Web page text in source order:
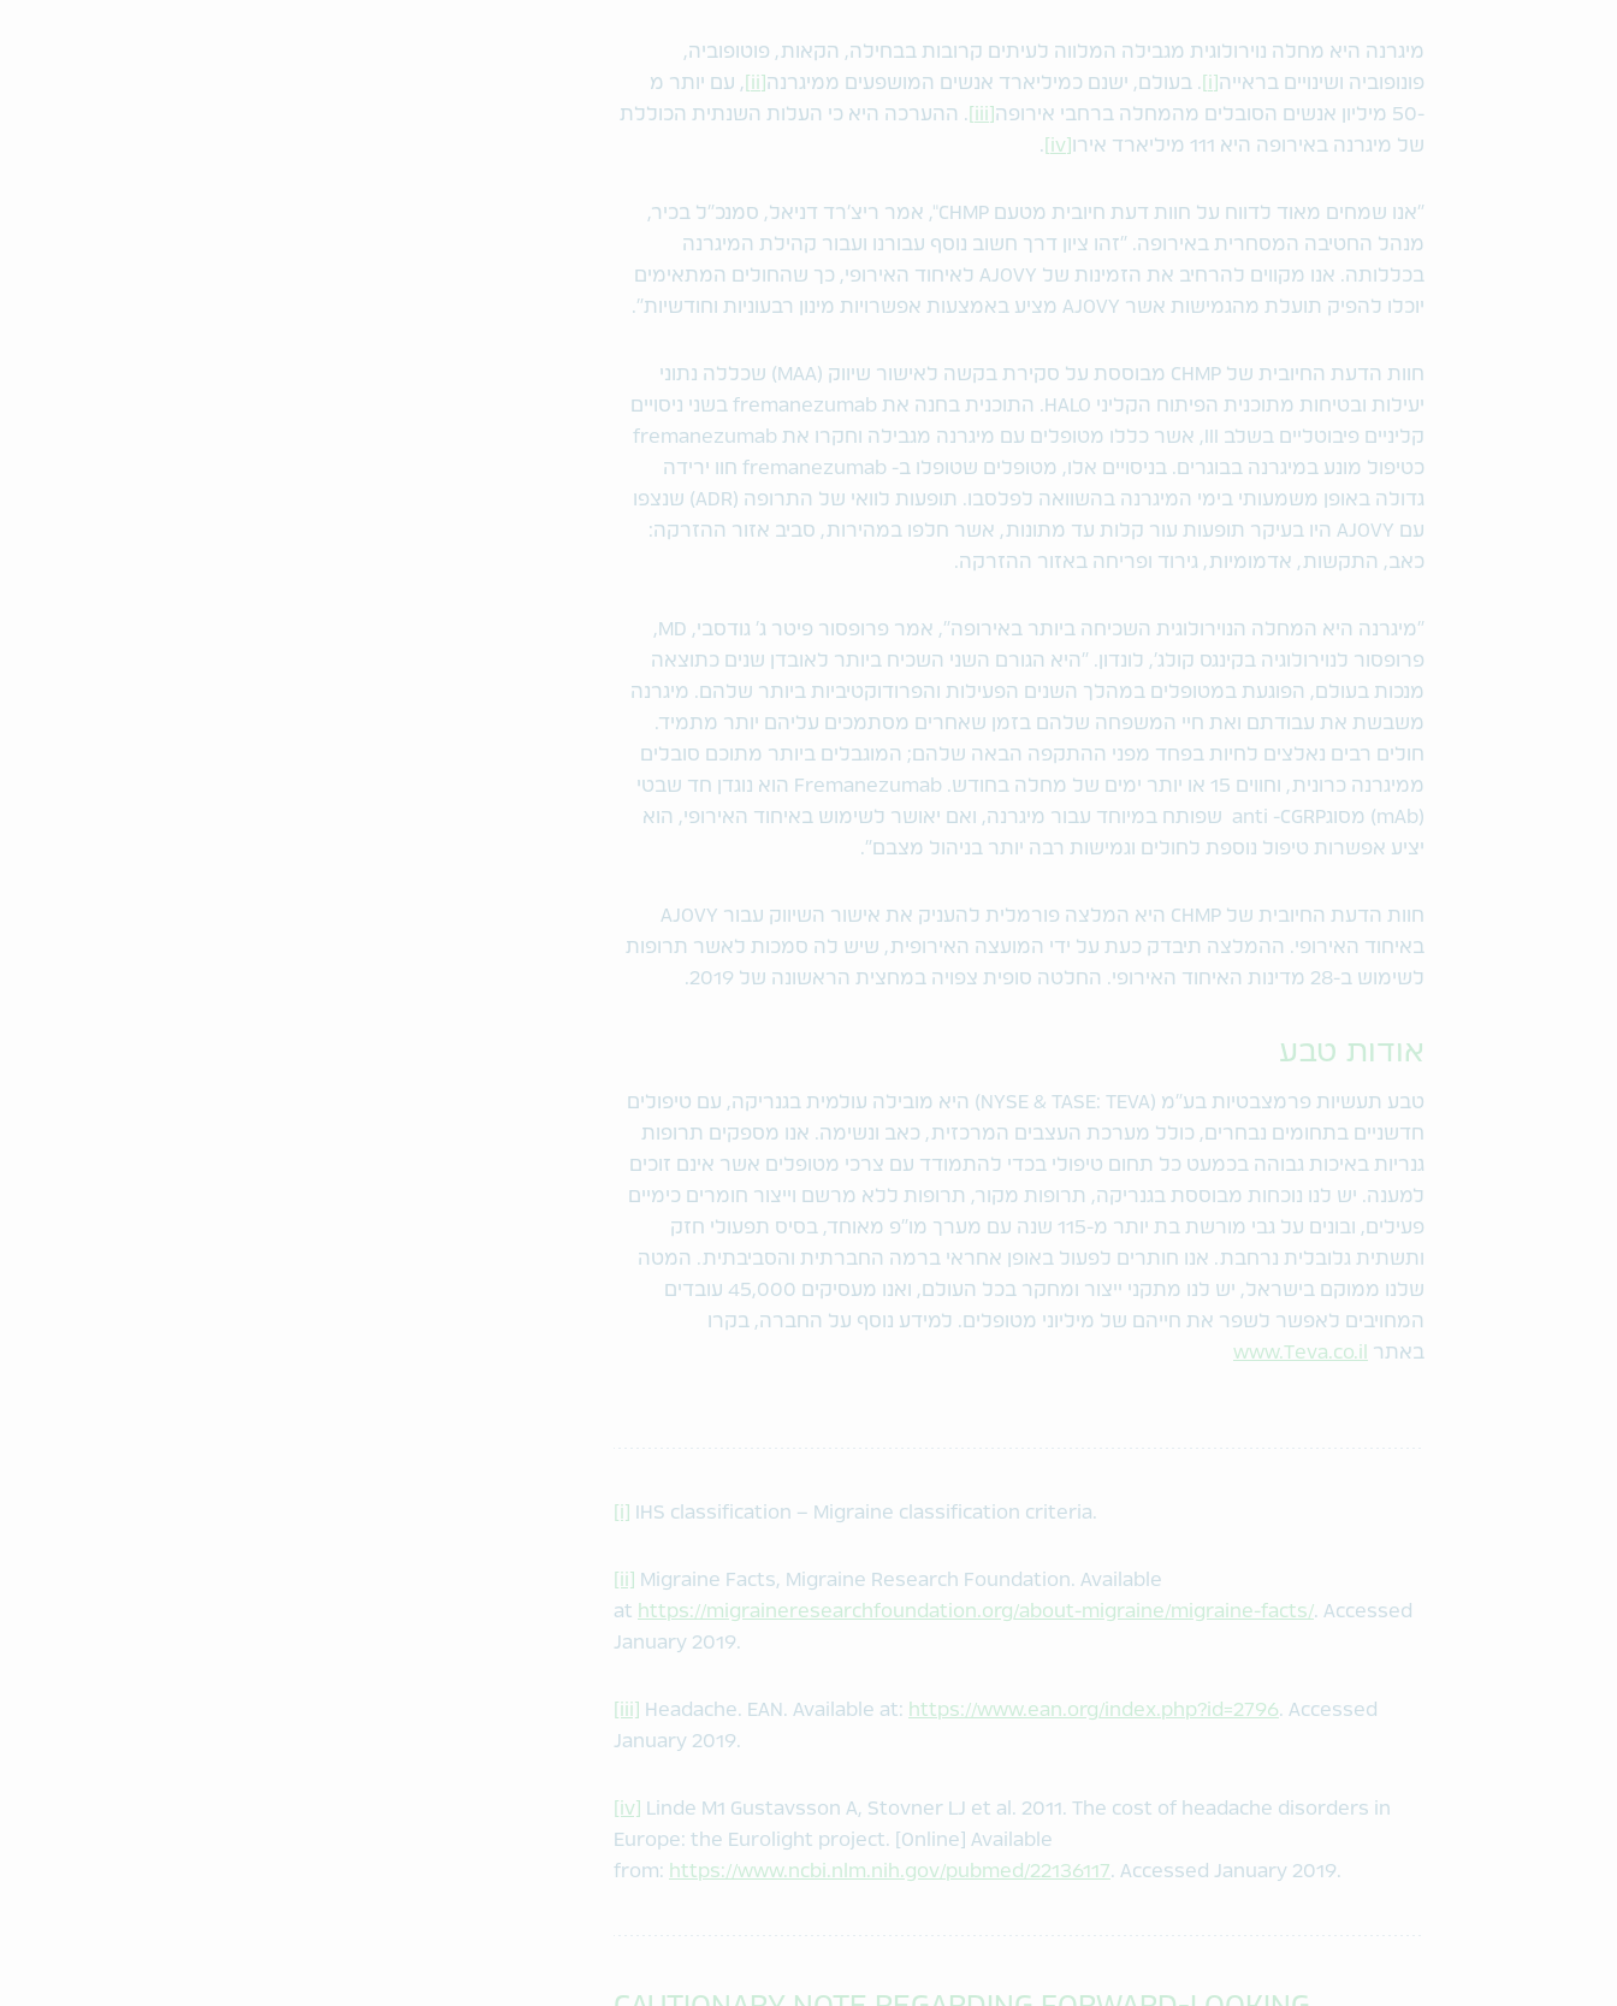
מיגרנה היא מחלה נוירולוגית מגבילה המלווה לעיתים קרובות בבחילה, הקאות, פוטופוביה,
פונופוביה ושינויים בראייה
. בעולם, ישנם כמיליארד אנשים המושפעים ממיגרנה
, עם יותר מ
-50 מיליון אנשים הסובלים מהמחלה ברחבי אירופה
. ההערכה היא כי העלות השנתית הכוללת
של מיגרנה באירופה היא 111 מיליארד אירו
.
"אנו שמחים מאוד לדווח על חוות דעת חיובית מטעם CHMP", אמר ריצ'רד דניאל, סמנכ"ל בכיר,
מנהל החטיבה המסחרית באירופה. "זהו ציון דרך חשוב נוסף עבורנו ועבור קהילת המיגרנה
בכללותה. אנו מקווים להרחיב את הזמינות של AJOVY לאיחוד האירופי, כך שהחולים המתאימים
יוכלו להפיק תועלת מהגמישות אשר AJOVY מציע באמצעות אפשרויות מינון רבעוניות וחודשיות".
חוות הדעת החיובית של CHMP מבוססת על סקירת בקשה לאישור שיווק (MAA) שכללה נתוני
יעילות ובטיחות מתוכנית הפיתוח הקליני HALO. התוכנית בחנה את fremanezumab בשני ניסויים
קליניים פיבוטליים בשלב III, אשר כללו מטופלים עם מיגרנה מגבילה וחקרו את fremanezumab
כטיפול מונע במיגרנה בבוגרים. בניסויים אלו, מטופלים שטופלו ב- fremanezumab חוו ירידה
גדולה באופן משמעותי בימי המיגרנה בהשוואה לפלסבו. תופעות לוואי של התרופה (ADR) שנצפו
עם AJOVY היו בעיקר תופעות עור קלות עד מתונות, אשר חלפו במהירות, סביב אזור ההזרקה:
כאב, התקשות, אדמומיות, גירוד ופריחה באזור ההזרקה.
"מיגרנה היא המחלה הנוירולוגית השכיחה ביותר באירופה", אמר פרופסור פיטר ג' גודסבי, MD,
פרופסור לנוירולוגיה בקינגס קולג', לונדון. "היא הגורם השני השכיח ביותר לאובדן שנים כתוצאה
מנכות בעולם, הפוגעת במטופלים במהלך השנים הפעילות והפרודוקטיביות ביותר שלהם. מיגרנה
משבשת את עבודתם ואת חיי המשפחה שלהם בזמן שאחרים מסתמכים עליהם יותר מתמיד.
חולים רבים נאלצים לחיות בפחד מפני ההתקפה הבאה שלהם; המוגבלים ביותר מתוכם סובלים
ממיגרנה כרונית, וחווים 15 או יותר ימים של מחלה בחודש. Fremanezumab הוא נוגדן חד שבטי
(mAb) מסוגanti -CGRP שפותח במיוחד עבור מיגרנה, ואם יאושר לשימוש באיחוד האירופי, הוא
יציע אפשרות טיפול נוספת לחולים וגמישות רבה יותר בניהול מצבם".
חוות הדעת החיובית של CHMP היא המלצה פורמלית להעניק את אישור השיווק עבור AJOVY
באיחוד האירופי. ההמלצה תיבדק כעת על ידי המועצה האירופית, שיש לה סמכות לאשר תרופות
לשימוש ב-28 מדינות האיחוד האירופי. החלטה סופית צפויה במחצית הראשונה של 2019.
אודות טבע
טבע תעשיות פרמצבטיות בע"מ (NYSE & TASE: TEVA) היא מובילה עולמית בגנריקה, עם טיפולים
חדשניים בתחומים נבחרים, כולל מערכת העצבים המרכזית, כאב ונשימה. אנו מספקים תרופות
גנריות באיכות גבוהה בכמעט כל תחום טיפולי בכדי להתמודד עם צרכי מטופלים אשר אינם זוכים
למענה. יש לנו נוכחות מבוססת בגנריקה, תרופות מקור, תרופות ללא מרשם וייצור חומרים כימיים
פעילים, ובונים על גבי מורשת בת יותר מ-115 שנה עם מערך מו"פ מאוחד, בסיס תפעולי חזק
ותשתית גלובלית נרחבת. אנו חותרים לפעול באופן אחראי ברמה החברתית והסביבתית. המטה
שלנו ממוקם בישראל, יש לנו מתקני ייצור ומחקר בכל העולם, ואנו מעסיקים 45,000 עובדים
המחויבים לאפשר לשפר את חייהם של מיליוני מטופלים. למידע נוסף על החברה, בקרו
באתר
www.Teva.co.il
[i] IHS classification – Migraine classification criteria.
[ii]
Migraine Facts, Migraine Research Foundation. Available
at https://migraineresearchfoundation.org/about-migraine/migraine-facts/. Accessed
January 2019.
[iii] Headache. EAN. Available at: https://www.ean.org/index.php?id=2796. Accessed
January 2019.
[iv]
Linde M1 Gustavsson A, Stovner LJ et al. 2011. The cost of headache disorders in
Europe: the Eurolight project. [Online] Available
from: https://www.ncbi.nlm.nih.gov/pubmed/22136117. Accessed January 2019.